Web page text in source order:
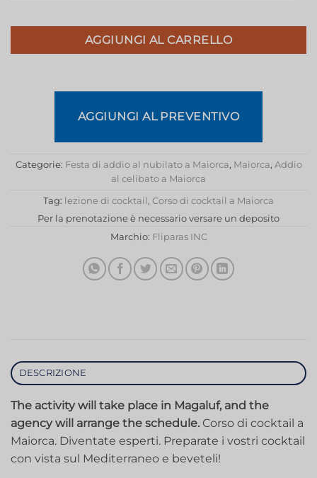
AGGIUNGI AL CARRELLO
AGGIUNGI AL PREVENTIVO
Categorie: Festa di addio al nubilato a Maiorca, Maiorca, Addio
al celibato a Maiorca
Tag: lezione di cocktail , Corso di cocktail a Maiorca
Per la prenotazione è necessario versare un deposito
Marchio: Fliparas INC
DESCRIZIONE
The activity will take place in Magaluf, and the
agency will arrange the schedule. Corso di cocktail a
Maiorca. Diventate esperti. Preparate i vostri cocktail
con vista sul Mediterraneo e beveteli!